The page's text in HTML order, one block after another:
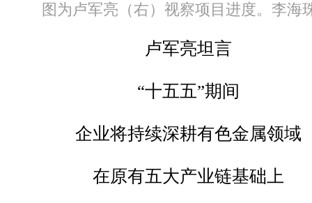
图为卢军亮（右）视察项目进度。李海
卢军亮坦言
“十五五”期间
企业将持续深耕有色金属领域
在原有五大产业链基础上